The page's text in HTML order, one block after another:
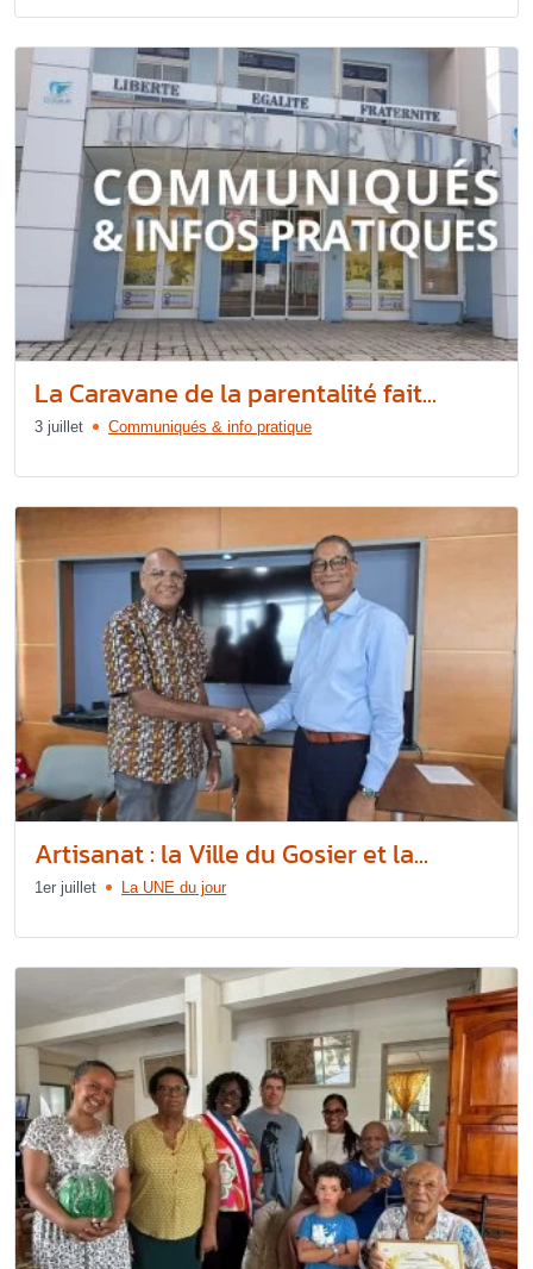
La Caravane de la parentalité fait...
3 juillet Communiqués & info pratique
Artisanat : la Ville du Gosier et la...
1er juillet La UNE du jour